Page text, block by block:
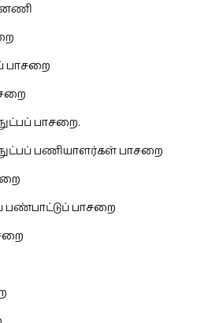
பாசறை
பாசறை.
பணியாளர்கள் பாசறை
பாசறை